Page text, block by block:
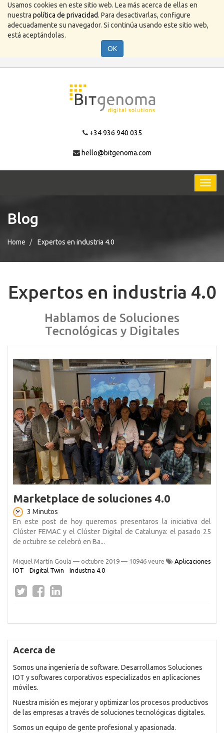
Usamos cookies en este sitio web. Lea más acerca de ellas en
nuestra política de privacidad. Para desactivarlas, configure
adecuadamente su navegador. Si continúa usando este sitio web,
está aceptándolas.
OK
+34 936 940 035
hello@bitgenoma.com
Blog
Home Expertos en industria 4.0
Expertos en industria 4.0
Hablamos de Soluciones
Tecnológicas y Digitales
Marketplace de soluciones 4.0
3 Minutos
En este post de hoy queremos presentaros la iniciativa del
Clúster FEMAC y el Clúster Digital de Catalunya: el pasado 25
de octubre se celebró en Ba...
Miquel Martín Goula — octubre 2019 — 10946 veure
Aplicaciones
IOT
Digital Twin Industria 4.0
Acerca de
Somos una ingeniería de software. Desarrollamos Soluciones
IOT y softwares corporativos especializados en aplicaciones
móviles.
Nuestra misión es mejorar y optimizar los procesos productivos
de las empresas a través de soluciones tecnológicas digitales.
Somos un equipo de gente profesional y apasionada.